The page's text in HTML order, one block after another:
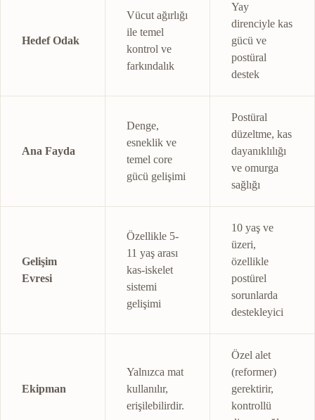
Hedef Odak
Vücut ağırlığı
ile temel
kontrol ve
farkındalık
Yay
direnciyle kas
gücü ve
postüral
destek
Ana Fayda
Denge,
esneklik ve
temel core
gücü gelişimi
Postüral
düzeltme, kas
dayanıklılığı
ve omurga
sağlığı
Gelişim
Evresi
Özellikle 5-
11 yaş arası
kas-iskelet
sistemi
gelişimi
10 yaş ve
üzeri,
özellikle
postürel
sorunlarda
destekleyici
Ekipman
Yalnızca mat
kullanılır,
erişilebilirdir.
Özel alet
(reformer)
gerektirir,
kontrollü